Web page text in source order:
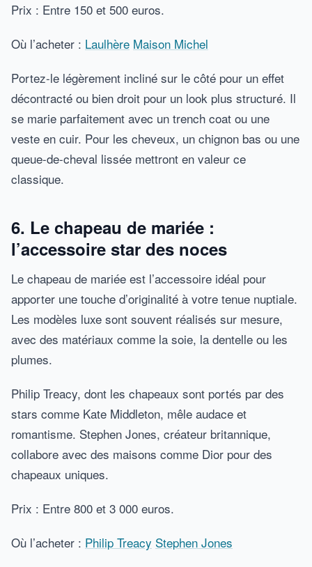
Prix : Entre 150 et 500 euros.
Où l’acheter : Laulhère Maison Michel
Portez-le légèrement incliné sur le côté pour un effet
décontracté ou bien droit pour un look plus structuré. Il
se marie parfaitement avec un trench coat ou une
veste en cuir. Pour les cheveux, un chignon bas ou une
queue-de-cheval lissée mettront en valeur ce
classique.
6. Le chapeau de mariée :
l’accessoire star des noces
Le chapeau de mariée est l’accessoire idéal pour
apporter une touche d’originalité à votre tenue nuptiale.
Les modèles luxe sont souvent réalisés sur mesure,
avec des matériaux comme la soie, la dentelle ou les
plumes.
Philip Treacy, dont les chapeaux sont portés par des
stars comme Kate Middleton, mêle audace et
romantisme. Stephen Jones, créateur britannique,
collabore avec des maisons comme Dior pour des
chapeaux uniques.
Prix : Entre 800 et 3 000 euros.
Où l’acheter : Philip Treacy Stephen Jones